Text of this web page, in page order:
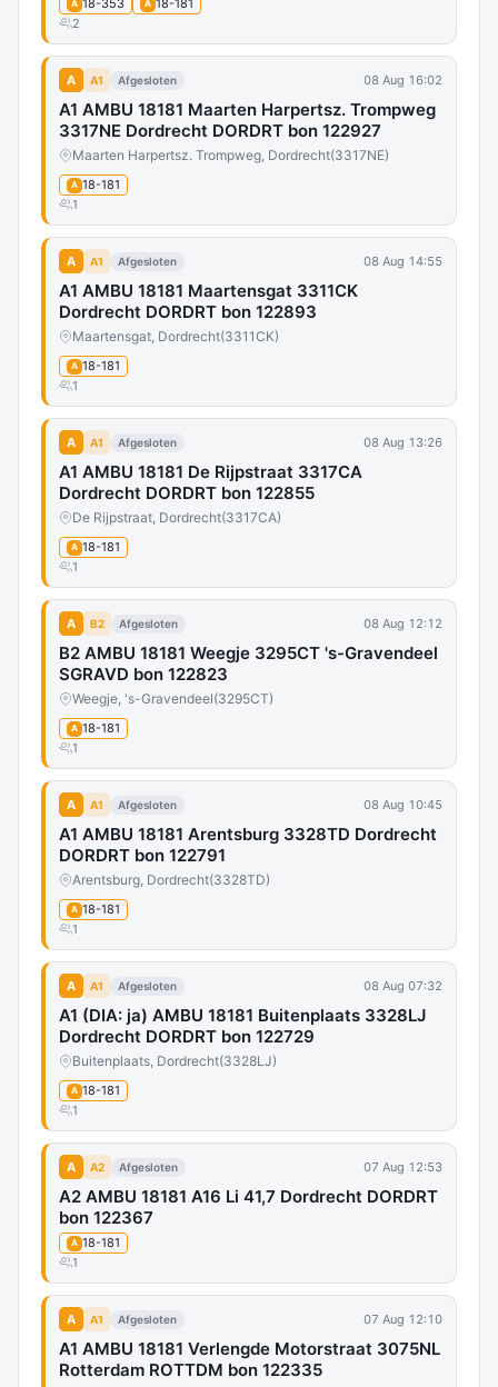
A 18-353 A 18-181
2
A A1 Afgesloten 08 Aug 16:02
A1 AMBU 18181 Maarten Harpertsz. Trompweg
3317NE Dordrecht DORDRT bon 122927
Maarten Harpertsz. Trompweg, Dordrecht(3317NE)
A 18-181
1
A A1 Afgesloten 08 Aug 14:55
A1 AMBU 18181 Maartensgat 3311CK
Dordrecht DORDRT bon 122893
Maartensgat, Dordrecht(3311CK)
A 18-181
1
A A1 Afgesloten 08 Aug 13:26
A1 AMBU 18181 De Rijpstraat 3317CA
Dordrecht DORDRT bon 122855
De Rijpstraat, Dordrecht(3317CA)
A 18-181
1
A B2 Afgesloten 08 Aug 12:12
B2 AMBU 18181 Weegje 3295CT 's-Gravendeel
SGRAVD bon 122823
Weegje, 's-Gravendeel(3295CT)
A 18-181
1
A A1 Afgesloten 08 Aug 10:45
A1 AMBU 18181 Arentsburg 3328TD Dordrecht
DORDRT bon 122791
Arentsburg, Dordrecht(3328TD)
A 18-181
1
A A1 Afgesloten 08 Aug 07:32
A1 (DIA: ja) AMBU 18181 Buitenplaats 3328LJ
Dordrecht DORDRT bon 122729
Buitenplaats, Dordrecht(3328LJ)
A 18-181
1
A A2 Afgesloten 07 Aug 12:53
A2 AMBU 18181 A16 Li 41,7 Dordrecht DORDRT
bon 122367
A 18-181
1
A A1 Afgesloten 07 Aug 12:10
A1 AMBU 18181 Verlengde Motorstraat 3075NL
Rotterdam ROTTDM bon 122335